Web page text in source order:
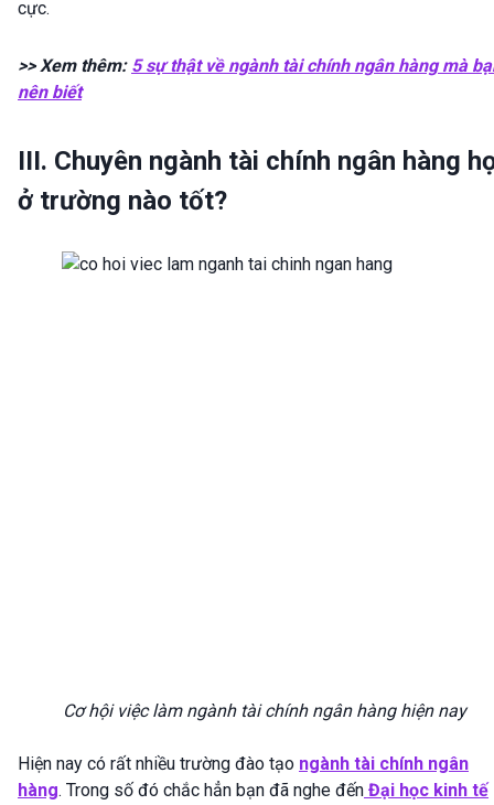
cực.
>> Xem thêm: 5 sự thật về ngành tài chính ngân hàng mà
nên biết
III. Chuyên ngành tài chính ngân hàng
ở trường nào tốt?
Cơ hội việc làm ngành tài chính ngân hàng hiện nay
Hiện nay có rất nhiều trường đào tạo ngành tài chính ngân
hàng. Trong số đó chắc hẳn bạn đã nghe đến Đại học kinh tế